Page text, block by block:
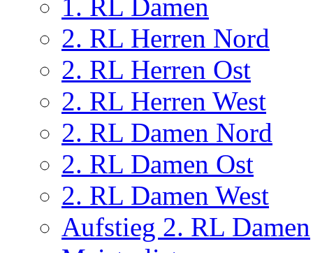
1. RL Damen
2. RL Herren Nord
2. RL Herren Ost
2. RL Herren West
2. RL Damen Nord
2. RL Damen Ost
2. RL Damen West
Aufstieg 2. RL Damen